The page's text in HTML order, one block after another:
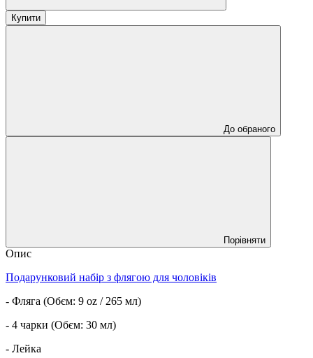
Купити
До обраного
Порівняти
Опис
Подарунковий набір з флягою для чоловіків
- Фляга (Обєм: 9 oz / 265 мл)
- 4 чарки (Обєм: 30 мл)
- Лейка